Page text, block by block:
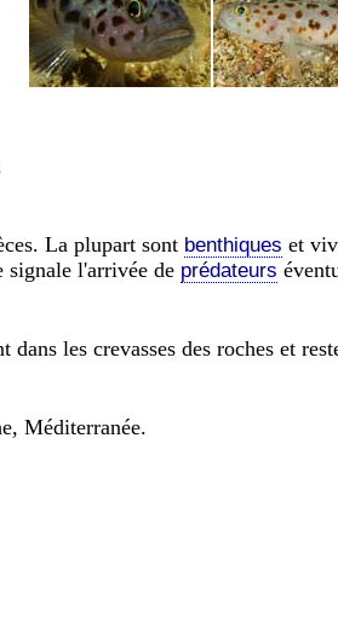
La plupart sont benthiques et
signale l'arrivée de prédateurs
les crevasses des roches et
Méditerranée.